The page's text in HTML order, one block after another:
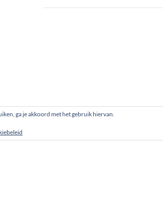
ga je akkoord met het gebruik hiervan.